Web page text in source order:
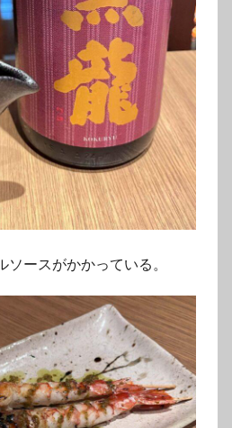
ースがかかっている。